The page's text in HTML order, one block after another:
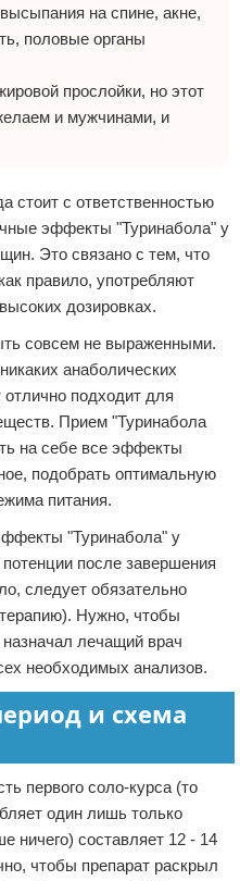
на спине, акне,
половые органы
прослойки, но этот
и мужчинами, и
стоит с ответственностью
эффекты "Туринабола" у
Это связано с тем, что
правило, употребляют
дозировках.
совсем не выраженными.
анаболических
подходит для
Прием "Туринабола
на себе все эффекты
подобрать оптимальную
питания.
"Туринабола" у
после завершения
следует обязательно
Нужно, чтобы
лечащий врач
необходимых анализов.
и схема
первого соло-курса (то
один лишь только
ничего) составляет 12 - 14
чтобы препарат раскрыл